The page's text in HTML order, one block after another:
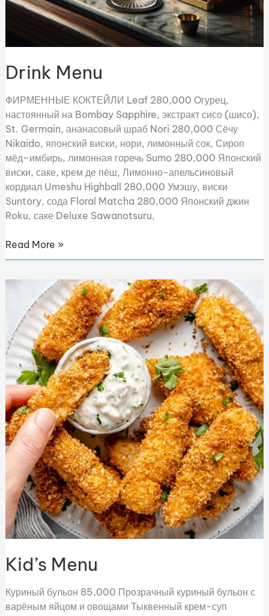
Drink Menu
ФИРМЕННЫЕ КОКТЕЙЛИ Leaf 280,000 Огурец,
настоянный на Bombay Sapphire, экстракт сисо (шисо),
St. Germain, ананасовый шраб Nori 280,000 Сёчу
Nikaido, японский виски, нори, лимонный сок, Сироп
мёд–имбирь, лимонная горечь Sumo 280,000 Японский
виски, саке, крем де пёш, Лимонно-апельсиновый
кордиал Umeshu Highball 280,000 Умэшу, виски
Suntory, сода Floral Matcha 280,000 Японский джин
Roku, саке Deluxe Sawanotsuru,
Read More »
Kid’s Menu
Куриный бульон 85,000 Прозрачный куриный бульон с
варёным яйцом и овощами Тыквенный крем-суп
Kid’s